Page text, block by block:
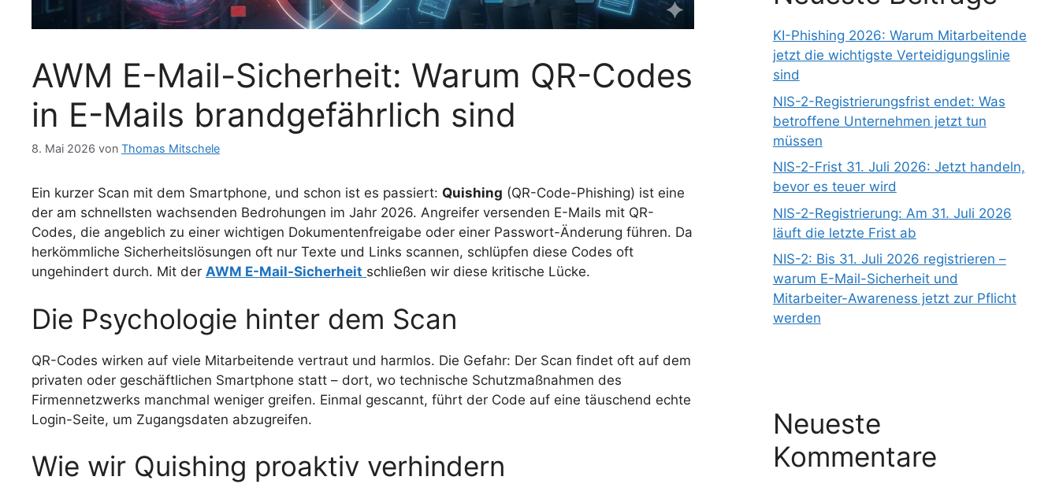
AWM E-Mail-Sicherheit: Warum QR-Codes
in E-Mails brandgefährlich sind
8. Mai 2026 von Thomas Mitschele
Ein kurzer Scan mit dem Smartphone, und schon ist es passiert: Quishing (QR-Code-Phishing) ist eine
der am schnellsten wachsenden Bedrohungen im Jahr 2026. Angreifer versenden E-Mails mit QR-
Codes, die angeblich zu einer wichtigen Dokumentenfreigabe oder einer Passwort-Änderung führen. Da
herkömmliche Sicherheitslösungen oft nur Texte und Links scannen, schlüpfen diese Codes oft
ungehindert durch. Mit der AWM E-Mail-Sicherheit schließen wir diese kritische Lücke.
Die Psychologie hinter dem Scan
QR-Codes wirken auf viele Mitarbeitende vertraut und harmlos. Die Gefahr: Der Scan findet oft auf dem
privaten oder geschäftlichen Smartphone statt – dort, wo technische Schutzmaßnahmen des
Firmennetzwerks manchmal weniger greifen. Einmal gescannt, führt der Code auf eine täuschend echte
Login-Seite, um Zugangsdaten abzugreifen.
Wie wir Quishing proaktiv verhindern
KI-Phishing 2026: Warum Mitarbeitende
jetzt die wichtigste Verteidigungslinie
sind
NIS-2-Registrierungsfrist endet: Was
betroffene Unternehmen jetzt tun
müssen
NIS-2-Frist 31. Juli 2026: Jetzt handeln,
bevor es teuer wird
NIS-2-Registrierung: Am 31. Juli 2026
läuft die letzte Frist ab
NIS-2: Bis 31. Juli 2026 registrieren –
warum E-Mail-Sicherheit und
Mitarbeiter-Awareness jetzt zur Pflicht
werden
Neueste
Kommentare